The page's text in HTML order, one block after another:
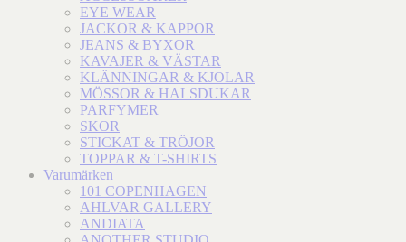
EYE WEAR
JACKOR & KAPPOR
JEANS & BYXOR
KAVAJER & VÄSTAR
KLÄNNINGAR & KJOLAR
MÖSSOR & HALSDUKAR
PARFYMER
SKOR
STICKAT & TRÖJOR
TOPPAR & T-SHIRTS
Varumärken
101 COPENHAGEN
AHLVAR GALLERY
ANDIATA